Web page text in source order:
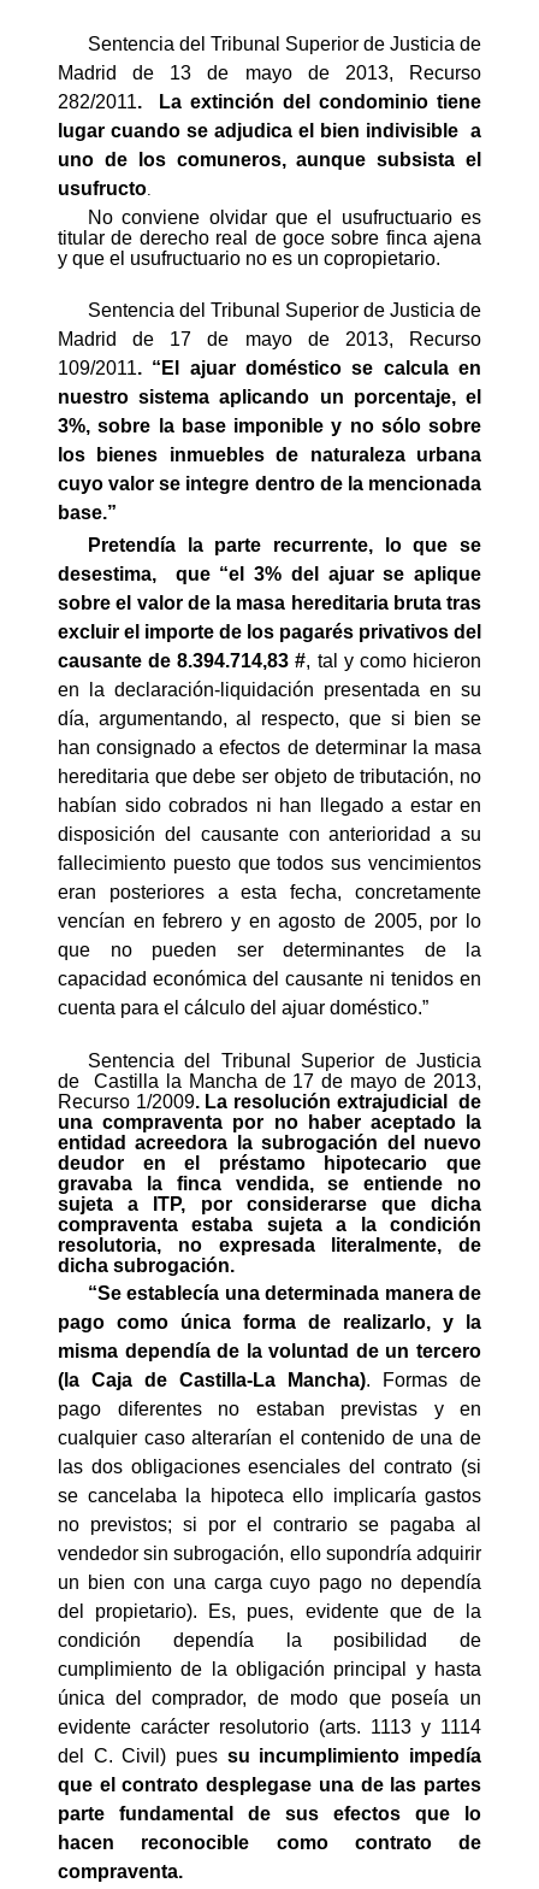
Sentencia del Tribunal Superior de Justicia de
Madrid de 13 de mayo de 2013, Recurso
282/2011.
La extinción del condominio tiene
lugar cuando se adjudica el bien indivisible a
uno de los comuneros, aunque subsista el
usufructo.
No conviene olvidar que el usufructuario es
titular de derecho real de goce sobre finca ajena
y que el usufructuario no es un copropietario.
Sentencia del Tribunal Superior de Justicia de
Madrid de 17 de mayo de 2013, Recurso
109/2011. “ El ajuar doméstico se calcula en
nuestro sistema aplicando un porcentaje, el
3%, sobre la base imponible y no sólo sobre
los bienes inmuebles de naturaleza urbana
cuyo valor se integre dentro de la mencionada
base.”
Pretendía la parte recurrente, lo que se
desestima,
que “el 3% del ajuar se aplique
sobre el valor de la masa hereditaria bruta tras
excluir el importe de los pagarés privativos del
causante de 8.394.714,83 #, tal y como hicieron
en la declaración-liquidación presentada en su
día, argumentando, al respecto, que si bien se
han consignado a efectos de determinar la masa
hereditaria que debe ser objeto de tributación, no
habían sido cobrados ni han llegado a estar en
disposición del causante con anterioridad a su
fallecimiento puesto que todos sus vencimientos
eran posteriores a esta fecha, concretamente
vencían en febrero y en agosto de 2005, por lo
que no pueden ser determinantes de la
capacidad económica del causante ni tenidos en
cuenta para el cálculo del ajuar doméstico.”
Sentencia del Tribunal Superior de Justicia
de
Castilla la Mancha de 17 de mayo de 2013,
Recurso 1/2009. La resolución extrajudicial
de
una compraventa por no haber aceptado la
entidad acreedora la subrogación del nuevo
deudor en el préstamo hipotecario que
gravaba la finca vendida, se entiende no
sujeta a ITP, por considerarse que dicha
compraventa estaba sujeta a la condición
resolutoria, no expresada literalmente, de
dicha subrogación.
“Se establecía una determinada manera de
pago como única forma de realizarlo, y la
misma dependía de la voluntad de un tercero
(la Caja de Castilla-La Mancha). Formas de
pago diferentes no estaban previstas y en
cualquier caso alterarían el contenido de una de
las dos obligaciones esenciales del contrato (si
se cancelaba la hipoteca ello implicaría gastos
no previstos; si por el contrario se pagaba al
vendedor sin subrogación, ello supondría adquirir
un bien con una carga cuyo pago no dependía
del propietario). Es, pues, evidente que de la
condición dependía la posibilidad de
cumplimiento de la obligación principal y hasta
única del comprador, de modo que poseía un
evidente carácter resolutorio (arts. 1113 y 1114
del C. Civil) pues su incumplimiento impedía
que el contrato desplegase una de las partes
parte fundamental de sus efectos que lo
hacen reconocible como contrato de
compraventa.